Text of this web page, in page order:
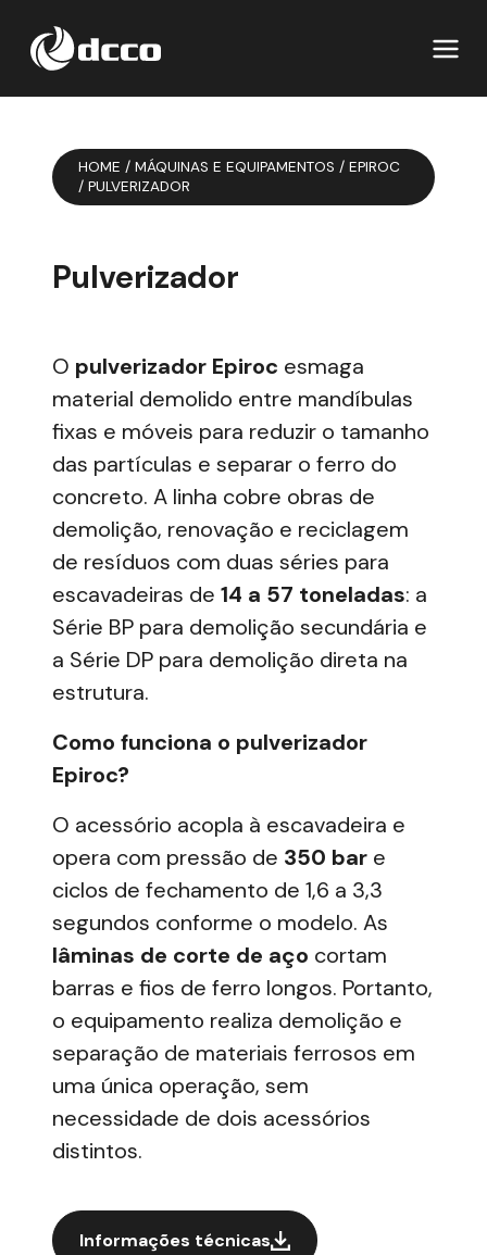
HOME / MÁQUINAS E EQUIPAMENTOS / EPIROC
/ PULVERIZADOR
Pulverizador
O pulverizador Epiroc esmaga
material demolido entre mandíbulas
fixas e móveis para reduzir o tamanho
das partículas e separar o ferro do
concreto. A linha cobre obras de
demolição, renovação e reciclagem
de resíduos com duas séries para
escavadeiras de 14 a 57 toneladas: a
Série BP para demolição secundária e
a Série DP para demolição direta na
estrutura.
Como funciona o pulverizador
Epiroc?
O acessório acopla à escavadeira e
opera com pressão de 350 bar e
ciclos de fechamento de 1,6 a 3,3
segundos conforme o modelo. As
lâminas de corte de aço cortam
barras e fios de ferro longos. Portanto,
o equipamento realiza demolição e
separação de materiais ferrosos em
uma única operação, sem
necessidade de dois acessórios
distintos.
Informações técnicas